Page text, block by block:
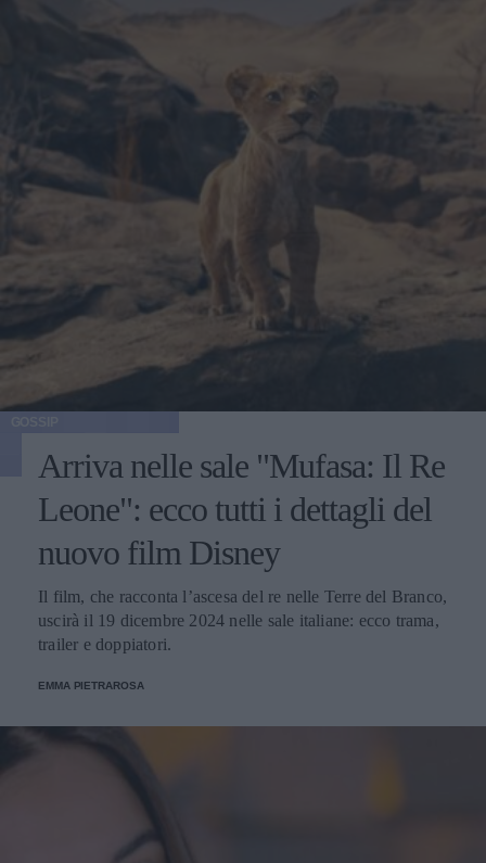
Arriva nelle sale "Mufasa: Il Re
Leone": ecco tutti i dettagli del
nuovo film Disney
Il film, che racconta l’ascesa del re nelle Terre del Branco,
uscirà il 19 dicembre 2024 nelle sale italiane: ecco trama,
trailer e doppiatori.
EMMA PIETRAROSA